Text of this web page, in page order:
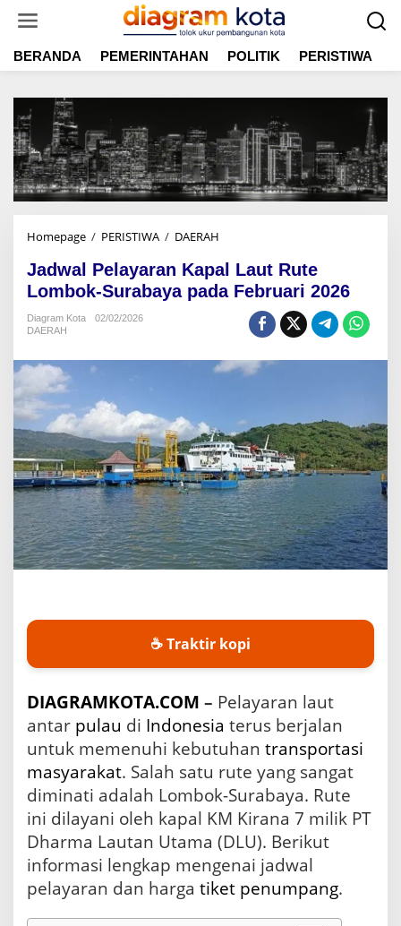
t
BERANDA PEMERINTAHAN POLITIK PERISTIWA
Homepage / PERISTIWA / DAERAH
d
w
l
r
a
n
K
a
p
a
l
R
e
L
o
m
o
k
-
u
r
a
b
a
Jadwal Pelayaran Kapal Laut Rute
Lombok-Surabaya pada Februari 2026
Diagram Kota
02/02/2026
DAERAH
☕ Traktir kopi
DIAGRAMKOTA.COM – Pelayaran laut
antar pulau di Indonesia terus berjalan
untuk memenuhi kebutuhan transportasi
masyarakat. Salah satu rute yang sangat
diminati adalah Lombok-Surabaya. Rute
ini dilayani oleh kapal KM Kirana 7 milik PT
Dharma Lautan Utama (DLU). Berikut
informasi lengkap mengenai jadwal
pelayaran dan harga tiket penumpang.